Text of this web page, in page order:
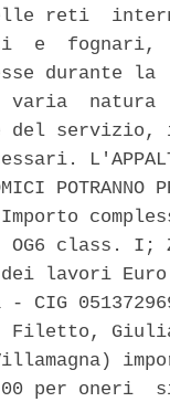
reti
e  fognari,
varia
del
POTRANNO
class. I;
lavori
- CIG
Filetto,
per oneri